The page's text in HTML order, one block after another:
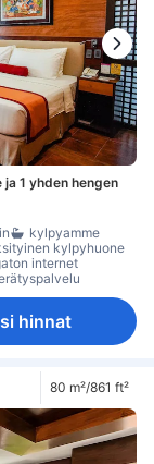
ja 1 yhden hengen
kylpyamme
kylpyhuone
internet
parveke/terassi
tarvikkeet ompeluun
hinnat
80 m²/861 ft²